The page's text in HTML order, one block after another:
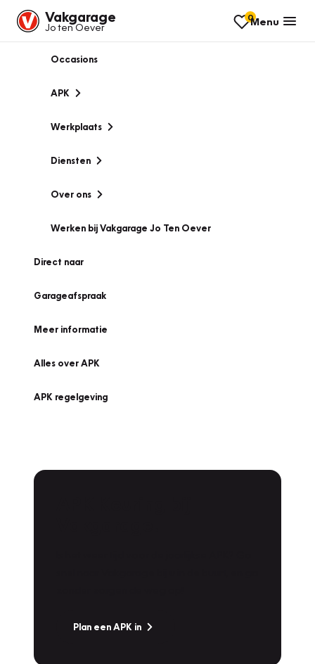
Vakgarage
Jo ten Oever
0Menu
Occasions
APK
Werkplaats
Diensten
Over ons
Werken bij Vakgarage Jo Ten Oever
Direct naar
Garageafspraak
Meer informatie
Alles over APK
APK regelgeving
Plan een APK in